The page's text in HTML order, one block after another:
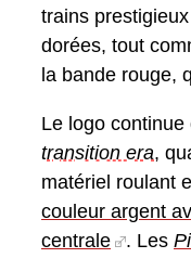
trains
dorées, tout
la bande rouge,
Le logo continue
transition era,
matériel roulant
couleur argent
centrale
. Les